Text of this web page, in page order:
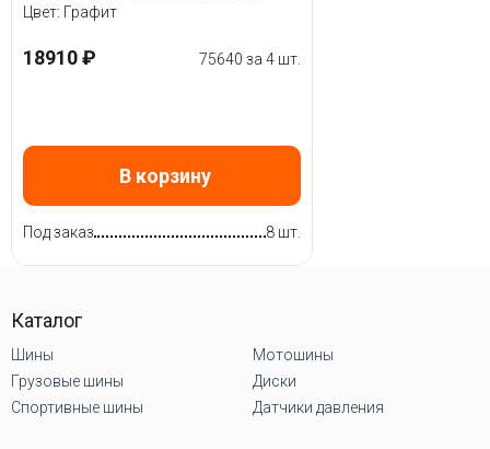
Цвет: Графит
18910 ₽ 75640 за 4 шт.
В корзину
Под заказ 8 шт.
Каталог
Шины
Грузовые шины
Спортивные шины
Мотошины
Диски
Датчики давления